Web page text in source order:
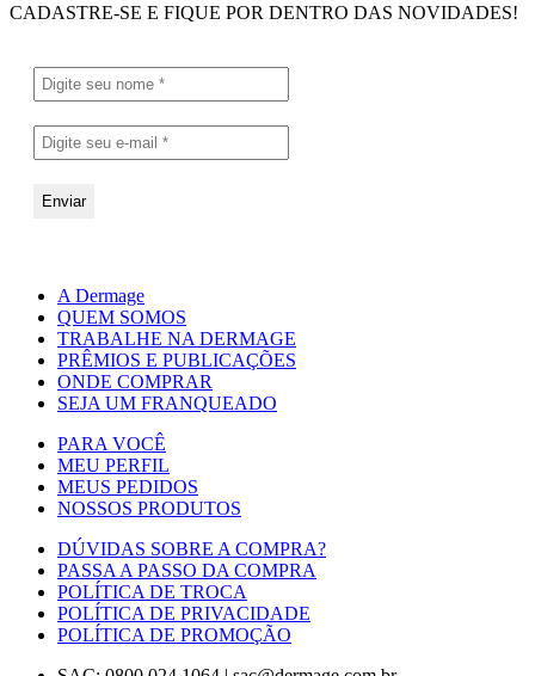
CADASTRE-SE E FIQUE POR DENTRO DAS NOVIDADES!
A Dermage
QUEM SOMOS
TRABALHE NA DERMAGE
PRÊMIOS E PUBLICAÇÕES
ONDE COMPRAR
SEJA UM FRANQUEADO
PARA VOCÊ
MEU PERFIL
MEUS PEDIDOS
NOSSOS PRODUTOS
DÚVIDAS SOBRE A COMPRA?
PASSA A PASSO DA COMPRA
POLÍTICA DE TROCA
POLÍTICA DE PRIVACIDADE
POLÍTICA DE PROMOÇÃO